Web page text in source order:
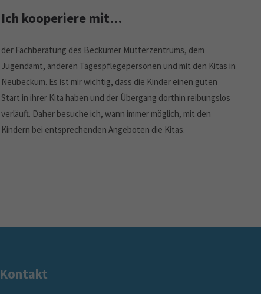
Ich kooperiere mit…
der Fachberatung des Beckumer Mütterzentrums, dem
Jugendamt, anderen Tagespflegepersonen und mit den Kitas in
Neubeckum. Es ist mir wichtig, dass die Kinder einen guten
Start in ihrer Kita haben und der Übergang dorthin reibungslos
verläuft. Daher besuche ich, wann immer möglich, mit den
Kindern bei entsprechenden Angeboten die Kitas.
Kontakt